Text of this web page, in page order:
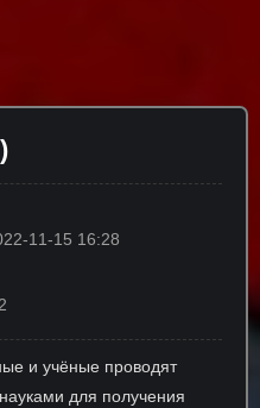
11-15 16:28
и учёные проводят
для получения